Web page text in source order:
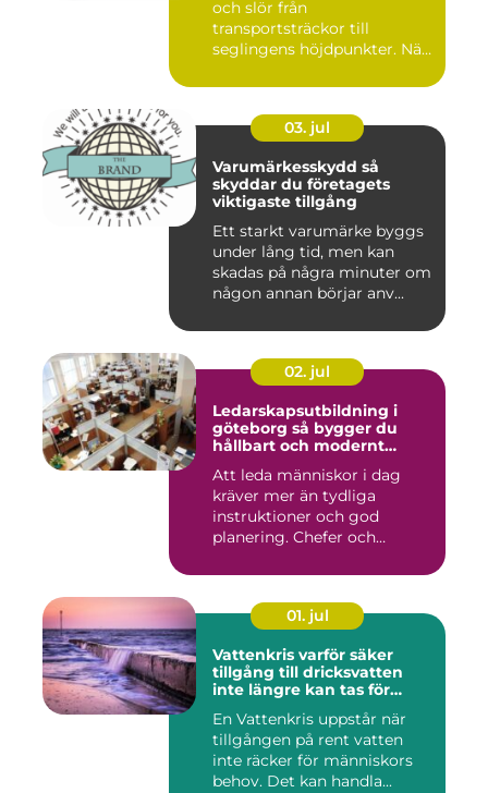
och slör från
transportsträckor till
seglingens höjdpunkter. När
03. jul
Varumärkesskydd så
skyddar du företagets
viktigaste tillgång
Ett starkt varumärke byggs
under lång tid, men kan
skadas på några minuter om
någon annan börjar anv...
02. jul
Ledarskapsutbildning i
göteborg så bygger du
hållbart och modernt
Att leda människor i dag
kräver mer än tydliga
instruktioner och god
planering. Chefer och
01. jul
Vattenkris varför säker
tillgång till dricksvatten
inte längre kan tas för
En Vattenkris uppstår när
tillgången på rent vatten
inte räcker för människors
behov. Det kan handla...